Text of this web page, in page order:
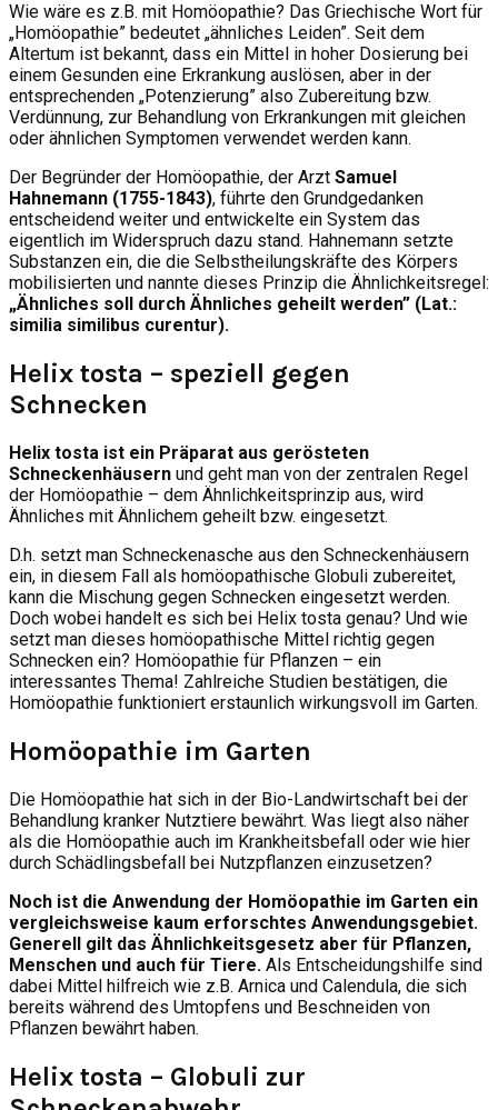
Wie wäre es z.B. mit Homöopathie? Das Griechische Wort für
„Homöopathie” bedeutet „ähnliches Leiden”. Seit dem
Altertum ist bekannt, dass ein Mittel in hoher Dosierung bei
einem Gesunden eine Erkrankung auslösen, aber in der
entsprechenden „Potenzierung” also Zubereitung bzw.
Verdünnung, zur Behandlung von Erkrankungen mit gleichen
oder ähnlichen Symptomen verwendet werden kann.
Der Begründer der Homöopathie, der Arzt Samuel
Hahnemann (1755-1843), führte den Grundgedanken
entscheidend weiter und entwickelte ein System das
eigentlich im Widerspruch dazu stand. Hahnemann setzte
Substanzen ein, die die Selbstheilungskräfte des Körpers
mobilisierten und nannte dieses Prinzip die Ähnlichkeitsregel:
„Ähnliches soll durch Ähnliches geheilt werden” (Lat.:
similia similibus curentur).
Helix tosta – speziell gegen
Schnecken
Helix tosta ist ein Präparat aus gerösteten
Schneckenhäusern und geht man von der zentralen Regel
der Homöopathie – dem Ähnlichkeitsprinzip aus, wird
Ähnliches mit Ähnlichem geheilt bzw. eingesetzt.
D.h. setzt man Schneckenasche aus den Schneckenhäusern
ein, in diesem Fall als homöopathische Globuli zubereitet,
kann die Mischung gegen Schnecken eingesetzt werden.
Doch wobei handelt es sich bei Helix tosta genau? Und wie
setzt man dieses homöopathische Mittel richtig gegen
Schnecken ein? Homöopathie für Pflanzen – ein
interessantes Thema! Zahlreiche Studien bestätigen, die
Homöopathie funktioniert erstaunlich wirkungsvoll im Garten.
Homöopathie im Garten
Die Homöopathie hat sich in der Bio-Landwirtschaft bei der
Behandlung kranker Nutztiere bewährt. Was liegt also näher
als die Homöopathie auch im Krankheitsbefall oder wie hier
durch Schädlingsbefall bei Nutzpflanzen einzusetzen?
Noch ist die Anwendung der Homöopathie im Garten ein
vergleichsweise kaum erforschtes Anwendungsgebiet.
Generell gilt das Ähnlichkeitsgesetz aber für Pflanzen,
Menschen und auch für Tiere. Als Entscheidungshilfe sind
dabei Mittel hilfreich wie z.B. Arnica und Calendula, die sich
bereits während des Umtopfens und Beschneiden von
Pflanzen bewährt haben.
Helix tosta – Globuli zur